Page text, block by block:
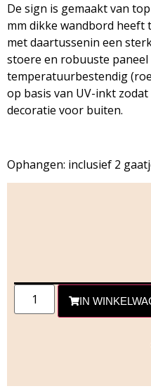
De sign is gemaakt van
mm dikke wandbord heeft
met daartussenin een
stoere en robuuste paneel
temperatuurbestendig
op basis van UV-inkt
decoratie voor buiten.
Ophangen: inclusief 2
IN